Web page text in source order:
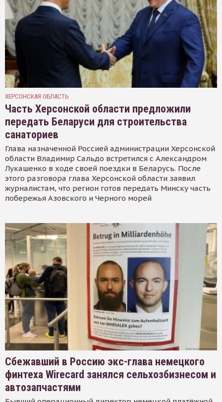
ХЕРСОНСКАЯ ОБЛАСТЬ
Часть Херсонской области предложили
передать Беларуси для строительства
санаториев
Глава назначенной Россией администрации Херсонской
области Владимир Сальдо встретился с Александром
Лукашенко в ходе своей поездки в Беларусь. После
этого разговора глава Херсонской области заявил
журналистам, что регион готов передать Минску часть
побережья Азовского и Черного морей
Сбежавший в Россию экс-глава немецкого
финтеха Wirecard занялся сельхозбизнесом и
автозапчастями